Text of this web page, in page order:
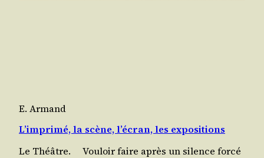
E. Armand
L’imprimé, la scène, l’écran, les expositions
Le Théâtre. Vou­loir faire après un silence for­cé